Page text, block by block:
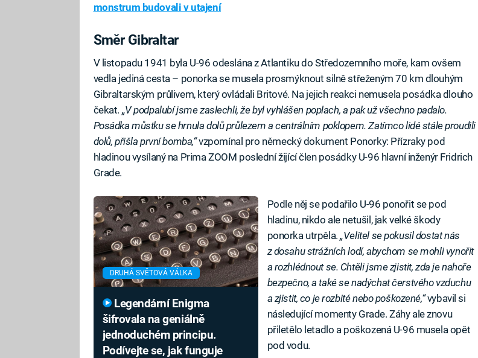
monstrum budovali v utajení
Směr Gibraltar
V listopadu 1941 byla U-96 odeslána z Atlantiku do Středozemního moře, kam ovšem
vedla jediná cesta – ponorka se musela prosmýknout silně střeženým 70 km dlouhým
Gibraltarským průlivem, který ovládali Britové. Na jejich reakci nemusela posádka dlouho
čekat. „V podpalubí jsme zaslechli, že byl vyhlášen poplach, a pak už všechno padalo.
Posádka můstku se hrnula dolů průlezem a centrálním poklopem. Zatímco lidé stále proudili
dolů, přišla první bomba,“vzpomínal pro německý dokument Ponorky: Přízraky pod
hladinou vysílaný na Prima ZOOM poslední žijící člen posádky U-96 hlavní inženýr Fridrich
Grade.
DRUHÁ SVĚTOVÁ VÁLKA
Legendární Enigma
šifrovala na geniálně
jednoduchém principu.
Podívejte se, jak funguje
Podle něj se podařilo U-96 ponořit se pod
hladinu, nikdo ale netušil, jak velké škody
ponorka utrpěla.„Velitel se pokusil dostat nás
z dosahu strážních lodí, abychom se mohli vynořit
a rozhlédnout se. Chtěli jsme zjistit, zda je nahoře
bezpečno, a také se nadýchat čerstvého vzduchu
a zjistit, co je rozbité nebo poškozené,“vybavil si
následující momenty Grade. Záhy ale znovu
přiletělo letadlo a poškozená U-96 musela opět
pod vodu.